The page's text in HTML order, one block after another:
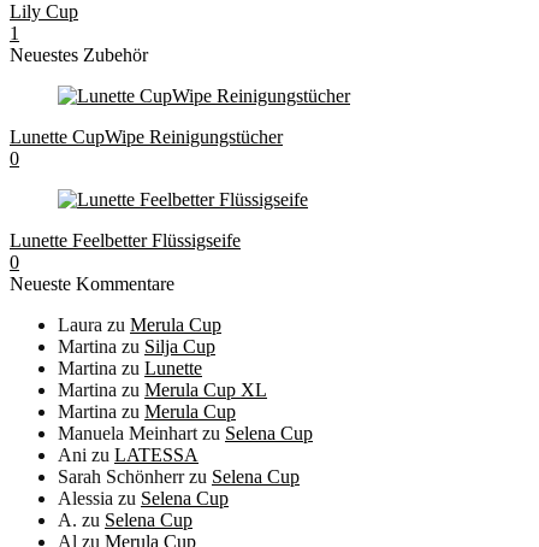
Lily Cup
1
Neuestes Zubehör
Lunette CupWipe Reinigungstücher
0
Lunette Feelbetter Flüssigseife
0
Neueste Kommentare
Laura zu Merula Cup
Martina zu Silja Cup
Martina zu Lunette
Martina zu Merula Cup XL
Martina zu Merula Cup
Manuela Meinhart zu Selena Cup
Ani zu LATESSA
Sarah Schönherrzu Selena Cup
Alessia zu Selena Cup
A. zu Selena Cup
Al zu Merula Cup